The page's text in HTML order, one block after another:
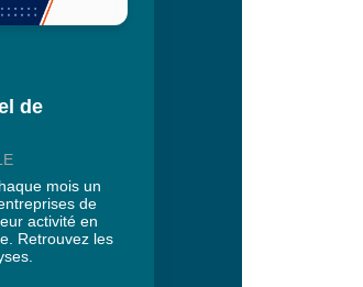
de
mois un
de
activité en
Retrouvez les